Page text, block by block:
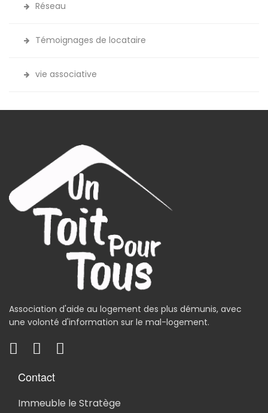
Réseau
Témoignages de locataire
vie associative
Association d'aide au logement des plus démunis, avec
une volonté d'information sur le mal-logement.
Contact
Immeuble le Stratège